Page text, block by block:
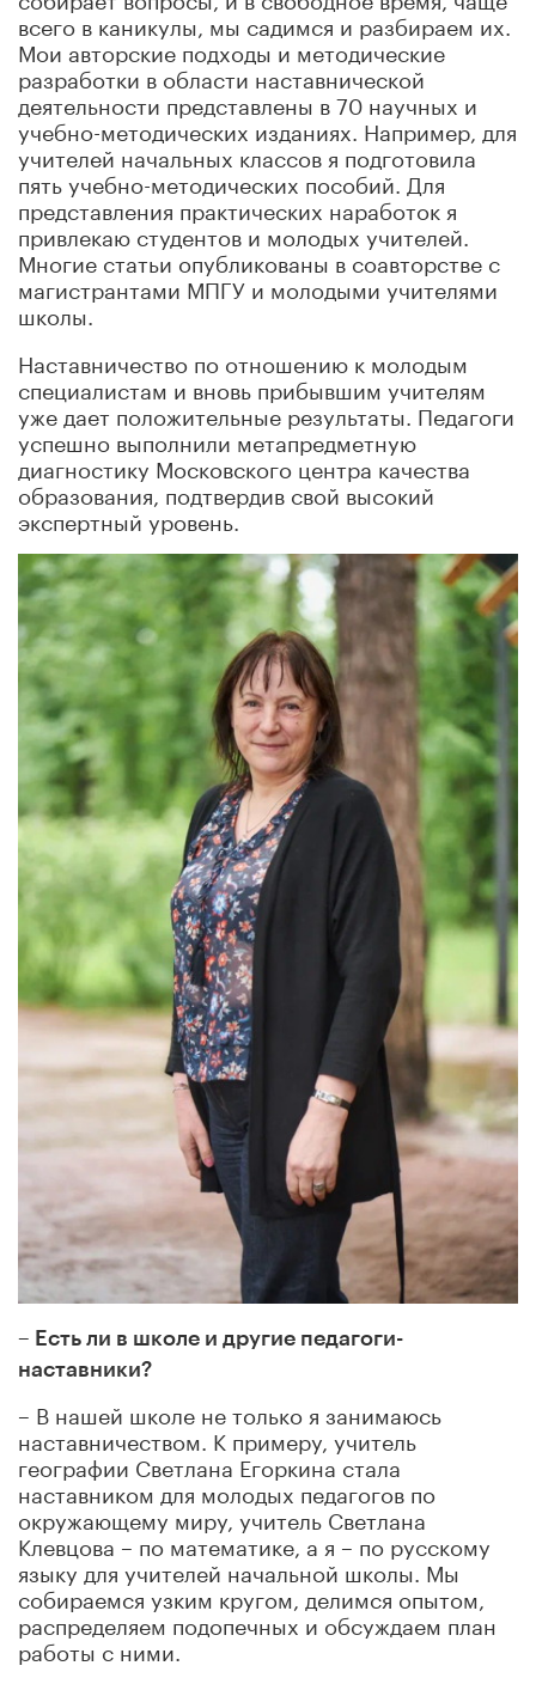
всего в каникулы, мы садимся и разбираем их.
Мои авторские подходы и методические
разработки в области наставнической
деятельности представлены в 70 научных и
учебно-методических изданиях. Например, для
учителей начальных классов я подготовила
пять учебно-методических пособий. Для
представления практических наработок я
привлекаю студентов и молодых учителей.
Многие статьи опубликованы в соавторстве с
магистрантами МПГУ и молодыми учителями
школы.
Наставничество по отношению к молодым
специалистам и вновь прибывшим учителям
уже дает положительные результаты. Педагоги
успешно выполнили метапредметную
диагностику Московского центра качества
образования, подтвердив свой высокий
экспертный уровень.
– Есть ли в школе и другие педагоги-
наставники?
– В нашей школе не только я занимаюсь
наставничеством. К примеру, учитель
географии Светлана Егоркина стала
наставником для молодых педагогов по
окружающему миру, учитель Светлана
Клевцова – по математике, а я – по русскому
языку для учителей начальной школы. Мы
собираемся узким кругом, делимся опытом,
распределяем подопечных и обсуждаем план
работы с ними.